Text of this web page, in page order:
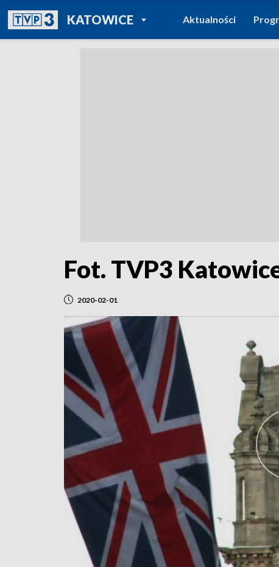
KATOWICEPOWRÓT DO
TVP REGIONY
Aktualności
Fot. TVP3
2020-02-01